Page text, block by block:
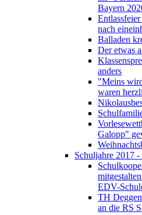
Bayern
nach
Balladen
Der etwas
anders
"Meins
waren
Galopp"
Schuljahre 2017 -
EDV-
TH
an die RS